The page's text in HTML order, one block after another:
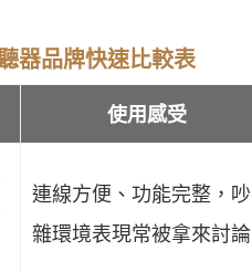
器品牌快速比較表
使用感受
連線方便、功能完整，吵
雜環境表現常被拿來討論